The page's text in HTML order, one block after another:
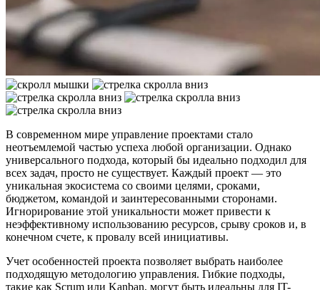
В современном мире управление проектами стало
неотъемлемой частью успеха любой организации. Однако
универсального подхода, который бы идеально подходил для
всех задач, просто не существует. Каждый проект — это
уникальная экосистема со своими целями, сроками,
бюджетом, командой и заинтересованными сторонами.
Игнорирование этой уникальности может привести к
неэффективному использованию ресурсов, срыву сроков и, в
конечном счете, к провалу всей инициативы.
Учет особенностей проекта позволяет выбрать наиболее
подходящую методологию управления. Гибкие подходы,
такие как Scrum или Kanban, могут быть идеальны для IT-